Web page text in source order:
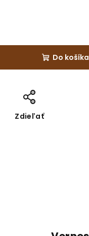
Do košíka
Zdieľať